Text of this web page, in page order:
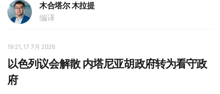
木合塔尔 木拉提
编译
19:21, 17 7月 2026
以色列议会解散 内塔尼亚胡政府转为看守政
府